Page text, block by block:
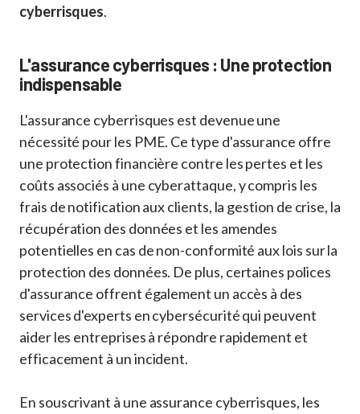
cyberrisques.
L'assurance cyberrisques : Une protection
indispensable
L'assurance cyberrisques est devenue une
nécessité pour les PME. Ce type d'assurance offre
une protection financière contre les pertes et les
coûts associés à une cyberattaque, y compris les
frais de notification aux clients, la gestion de crise, la
récupération des données et les amendes
potentielles en cas de non-conformité aux lois sur la
protection des données. De plus, certaines polices
d'assurance offrent également un accès à des
services d'experts en cybersécurité qui peuvent
aider les entreprises à répondre rapidement et
efficacement à un incident.
En souscrivant à une assurance cyberrisques, les